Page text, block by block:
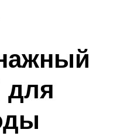
для